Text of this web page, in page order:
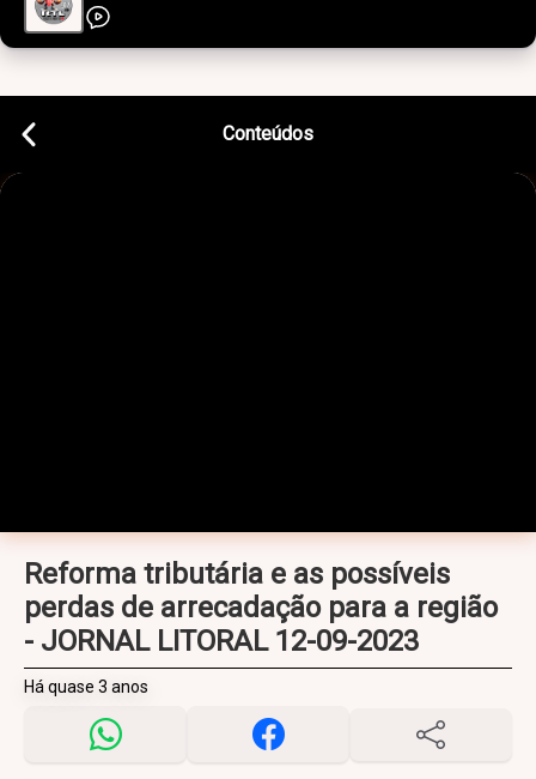
Conteúdos
Reforma tributária e as possíveis
perdas de arrecadação para a região
- JORNAL LITORAL 12-09-2023
Há quase 3 anos